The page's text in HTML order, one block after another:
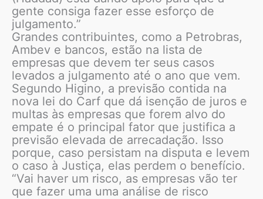
gente consiga fazer esse esforço de
julgamento.”
Grandes contribuintes, como a Petrobras,
Ambev e bancos, estão na lista de
empresas que devem ter seus casos
levados a julgamento até o ano que vem.
Segundo Higino, a previsão contida na
nova lei do Carf que dá isenção de juros e
multas às empresas que forem alvo do
empate é o principal fator que justifica a
previsão elevada de arrecadação. Isso
porque, caso persistam na disputa e levem
o caso à Justiça, elas perdem o benefício.
“Vai haver um risco, as empresas vão ter
que fazer uma uma análise de risco